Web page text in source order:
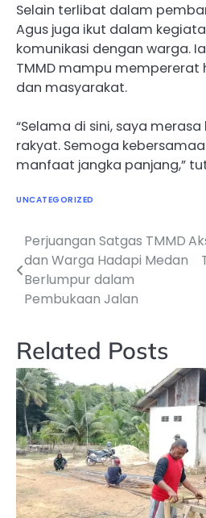
Selain terlibat dalam
Agus juga ikut dalam
komunikasi dengan warga.
TMMD mampu mempererat
dan masyarakat.
“Selama di sini, saya
rakyat. Semoga
manfaat jangka panjang,”
UNCATEGORIZED
Navigasi
pos
Perjuangan Satgas TMMD
dan Warga Hadapi Medan
Berlumpur dalam
Pembukaan Jalan
Related Posts